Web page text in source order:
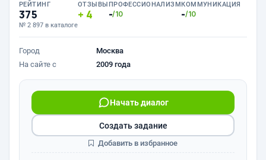
РЕЙТИНГ
375
№ 2 897 в каталоге
ОТЗЫВЫ
4
ПРОФЕССИОНАЛИЗМ
-/10
КОММУНИКАЦИЯ
-/10
Город
Москва
На сайте с
2009 года
Начать диалог
Создать задание
Добавить в избранное